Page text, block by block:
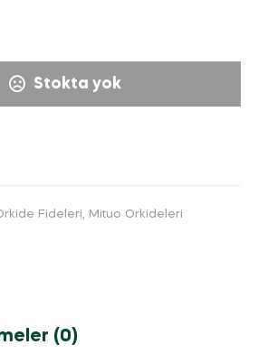
Stokta yok
Fideleri, Mituo Orkideleri
(0)